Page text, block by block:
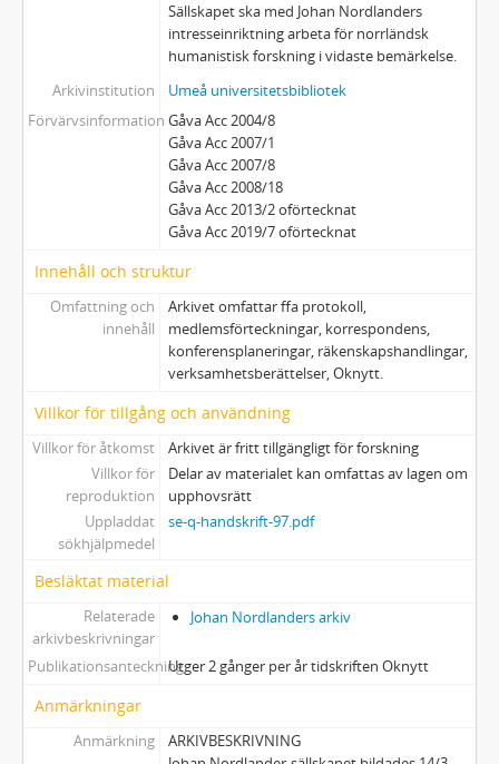
Sällskapet ska med Johan Nordlanders
intresseinriktning arbeta för norrländsk
humanistisk forskning i vidaste bemärkelse.
Arkivinstitution
Umeå universitetsbibliotek
Förvärvsinformation Gåva Acc 2004/8
Gåva Acc 2007/1
Gåva Acc 2007/8
Gåva Acc 2008/18
Gåva Acc 2013/2 oförtecknat
Gåva Acc 2019/7 oförtecknat
Innehåll och struktur
Omfattning och
innehåll
Arkivet omfattar ffa protokoll,
medlemsförteckningar, korrespondens,
konferensplaneringar, räkenskapshandlingar,
verksamhetsberättelser, Oknytt.
Villkor för tillgång och användning
Villkor för åtkomst
Arkivet är fritt tillgängligt för forskning
Villkor för
reproduktion
Delar av materialet kan omfattas av lagen om
upphovsrätt
Uppladdat
sökhjälpmedel
se-q-handskrift-97.pdf
Besläktat material
Relaterade
arkivbeskrivningar
Johan Nordlanders arkiv
PublikationsanteckningUtger 2 gånger per år tidskriften Oknytt
Anmärkningar
Anmärkning
ARKIVBESKRIVNING